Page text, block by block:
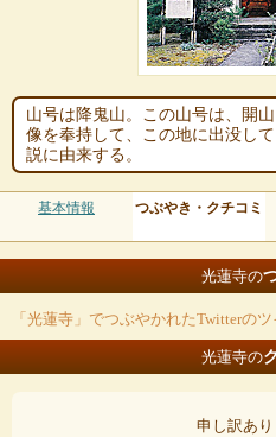
山号は降鬼山。この山号は、開
像を奉持して、この地に出没し
説に由来する。
基本情報 つぶやき・クチコミ
光蓮寺の
「光蓮寺」でつぶやかれたTwitterの
光蓮寺の
申し訳あり